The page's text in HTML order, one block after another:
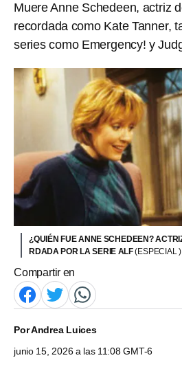
Muere Anne Schedeen, actriz
recordada como Kate Tanner,
series como Emergency! y
¿QUIÉN FUE ANNE SCHEDEEN?
RDADA POR LA SERIE ALF(ESPECIAL )
Compartir en
PorAndrea Luices
junio 15, 2026 a las 11:08 GMT-6